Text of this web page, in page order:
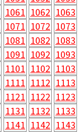
1061 1062 1063
1071 1072 1073
1081 1082 1083
1091 1092 1093
1101 1102 1103
1111 1112 1113
1121 1122 1123
1131 1132 1133
1141 1142 1143